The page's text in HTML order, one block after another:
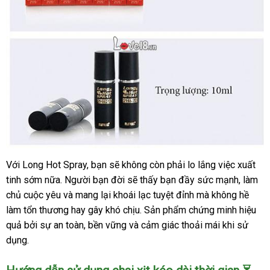
Chai
Xịt
Kéo
Dài
Thời
Gian
Quan
Với Long Hot Spray, bạn sẽ không còn phải lo lắng việc xuất
tinh sớm nữa. Người bạn đời sẽ thấy bạn đầy sức mạnh, làm
chủ cuộc yêu và mang lại khoái lạc tuyệt đỉnh mà không hề
làm tổn thương hay gây khó chịu. Sản phẩm chứng minh hiệu
quả bởi sự an toàn, bền vững và cảm giác thoải mái khi sử
dụng.